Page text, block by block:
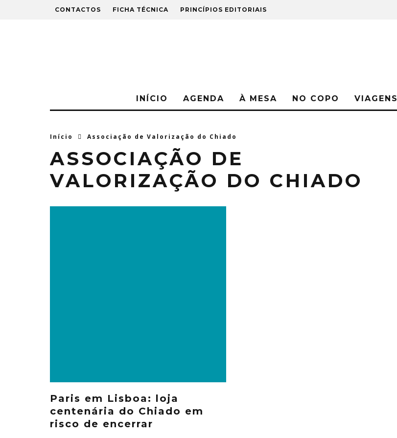
CONTACTOS FICHA TÉCNICA PRINCÍPIOS EDITORIAIS
INÍCIO AGENDA À MESA NO COPO VIAGENS
Início Associação de Valorização do Chiado
ASSOCIAÇÃO DE
VALORIZAÇÃO DO CHIADO
Paris em Lisboa: loja
centenária do Chiado em
risco de encerrar